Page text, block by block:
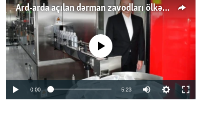
Ard-arda açılan dərman zavodları ölkənin tələbatını ödəyirmi?
No media source currently available
0:00 5:23